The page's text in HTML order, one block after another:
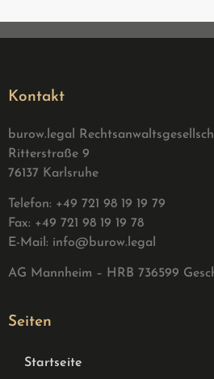
Kontakt
burow.legal
Ritterstraße 9
76137 Karlsruhe
Telefon: +49 721 98 19 19 79
Fax: +49 721 98 19 19 78
E-Mail: info@burow.legal
AG Mannheim – HRB 736599 G
Seiten
Startseite